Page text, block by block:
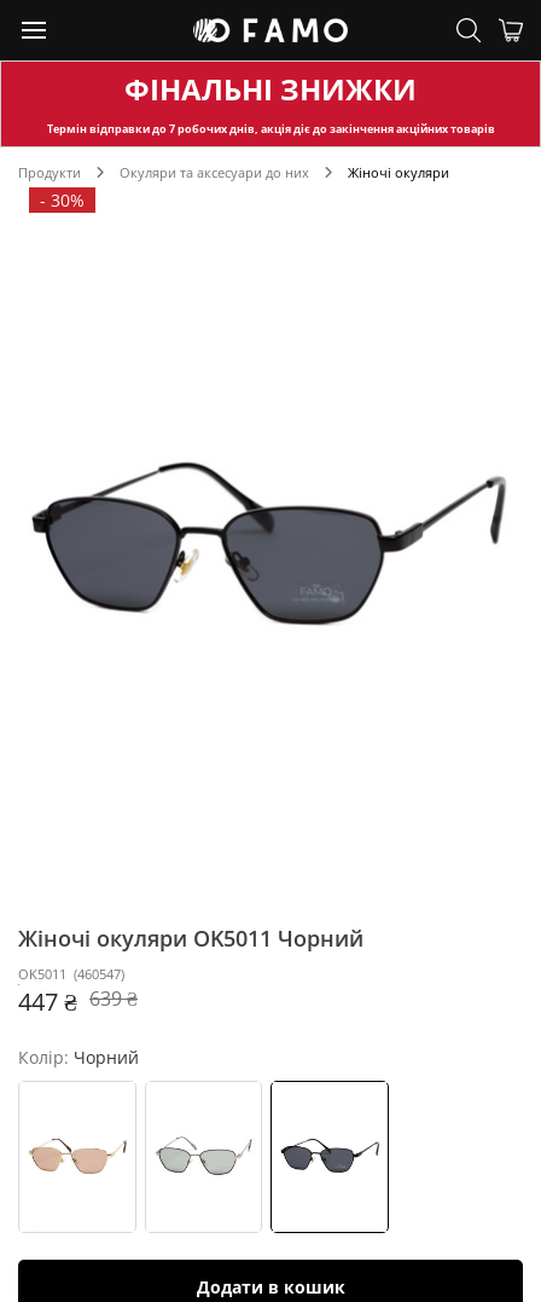
ФІНАЛЬНІ ЗНИЖКИ
Термін відправкидо 7 робочих днів, акція діє до закінчення акційних товарів
Продукти Окуляри та аксесуари до них Жіночі окуляри
- 30%
Жіночі окуляри OK5011 Чорний
OK5011 (460547)
447 ₴ 639 ₴
Колір: Чорний
Додати в кошик